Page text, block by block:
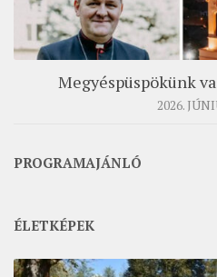
KÖZPONTI ESPERESSÉG
DÉLI ESPERESSÉG
ARCHÍVUM
ARCHÍV ÉLETKÉPEK
ORGANIGRAMMA
ZSINATI IMA
ZSINAT MOTTÓJA,
Megyéspüspökünk
2026.
PROGRAMAJÁNLÓ
ÉLETKÉPEK